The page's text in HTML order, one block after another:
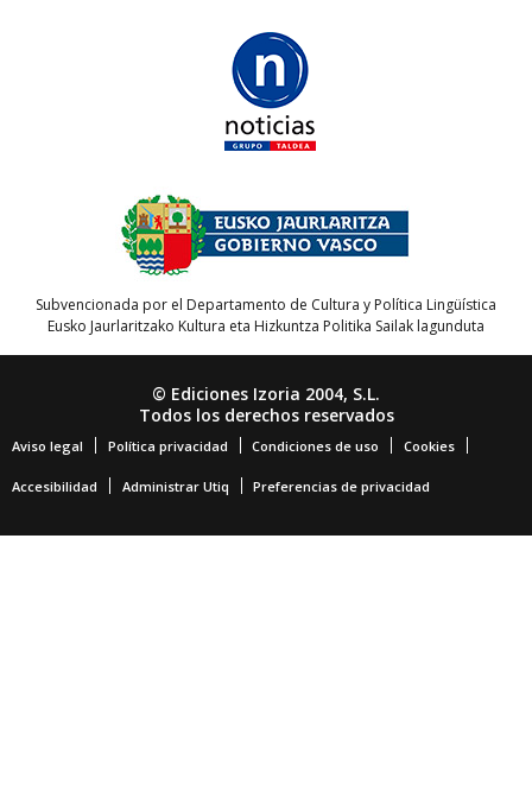
Subvencionada por el Departamento de Cultura y Política Lingüística
Eusko Jaurlaritzako Kultura eta Hizkuntza Politika Sailak lagunduta
© Ediciones Izoria 2004, S.L.
Todos los derechos reservados
Aviso legal Política privacidad Condiciones de uso Cookies
Accesibilidad Administrar Utiq Preferencias de privacidad